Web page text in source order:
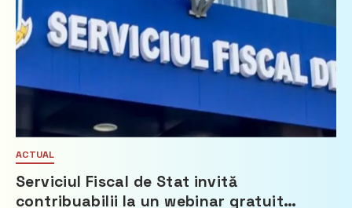
ACTUAL
Serviciul Fiscal de Stat invită
contribuabilii la un webinar gratuit